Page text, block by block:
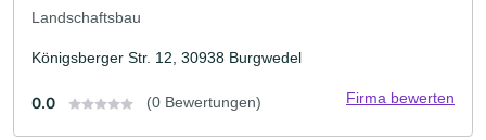
Landschaftsbau
Königsberger Str. 12, 30938 Burgwedel
0.0 (0 Bewertungen) Firma bewerten